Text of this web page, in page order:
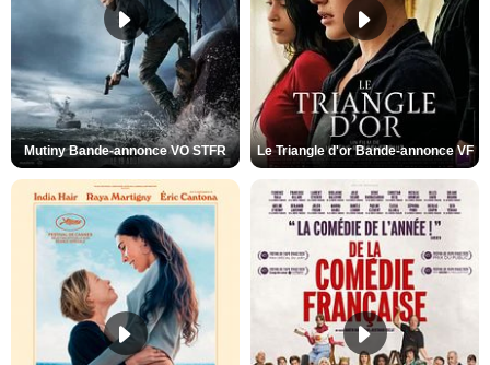
Mutiny Bande-annonce VO STFR Le Triangle d'or Bande-annonce VF